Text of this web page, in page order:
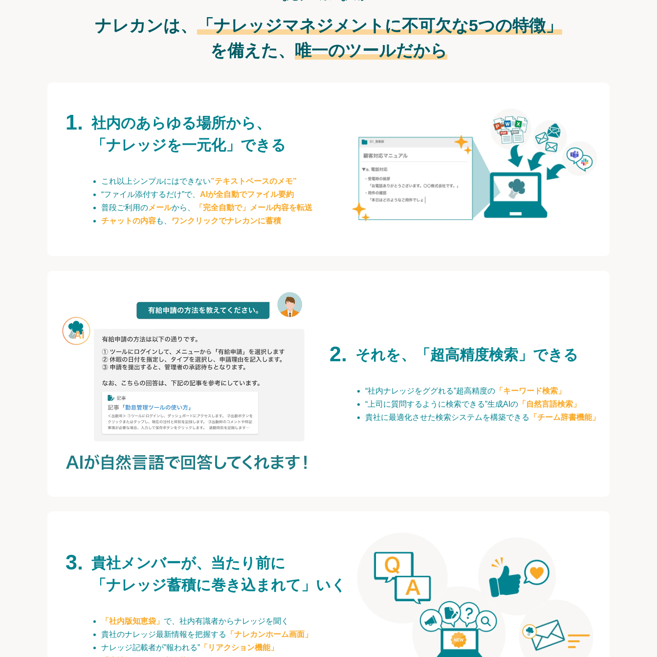
ナレカンは、 「ナレッジマネジメントに不可欠な5つの特徴」
を備えた、 唯一のツールだから
社内のあらゆる場所から、
「ナレッジを一元化」できる
これ以上シンプルにはできない”テキストベースのメモ”
“ファイル添付するだけ”で、 AIが全自動でファイル要約
普段ご利用のメールから、
「完全自動で」メール内容を転送
チャットの内容も、 ワンクリックでナレカンに蓄積
それを、「超高精度検索」できる
“社内ナレッジをググれる”超高精度の 「キーワード検索」
“上司に質問するように検索できる”生成AIの 「自然言語検索」
貴社に最適化させた検索システムを構築できる
「チーム辞書機能」
貴社メンバーが、当たり前に
「ナレッジ蓄積に巻き込まれて」いく
「社内版知恵袋」 で、社内有識者からナレッジを聞く
貴社のナレッジ最新情報を把握する
「ナレカンホーム画面」
ナレッジ記載者が”報われる” 「リアクション機能」